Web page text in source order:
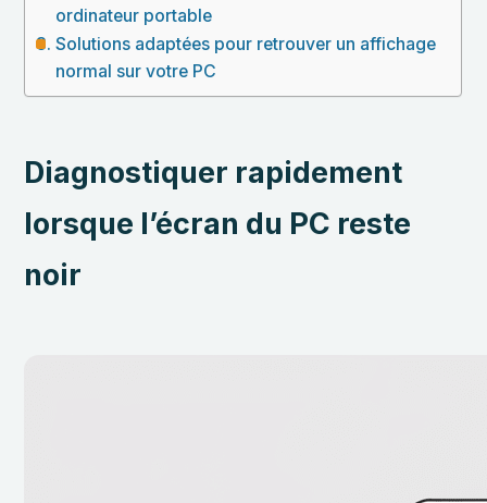
ordinateur portable
Solutions adaptées pour retrouver un affichage
normal sur votre PC
Diagnostiquer rapidement
lorsque l’écran du PC reste
noir